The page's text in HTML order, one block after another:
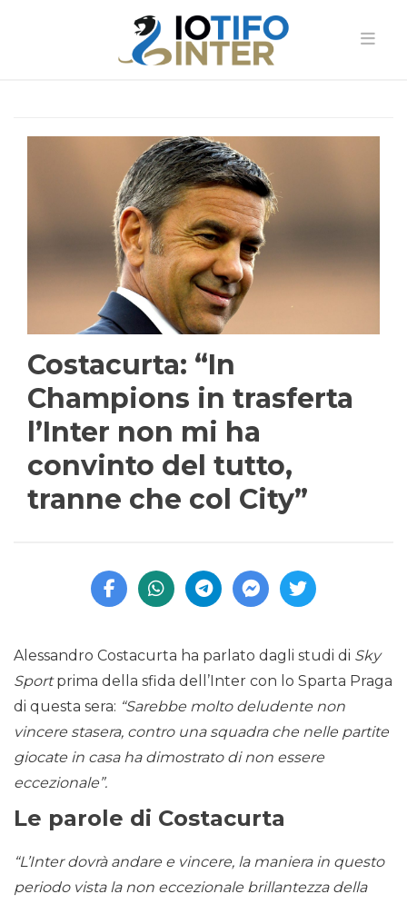
Costacurta: “In
Champions in trasferta
l’Inter non mi ha
convinto del tutto,
tranne che col City”
Alessandro Costacurta ha parlato dagli studi di Sky
Sportprima della sfida dell’Inter con lo Sparta Praga
di questa sera: “Sarebbe molto deludente non
vincere stasera, contro una squadra che nelle partite
giocate in casa ha dimostrato di non essere
eccezionale”.
Le parole di Costacurta
“L’Inter dovrà andare e vincere, la maniera in questo
periodo vista la non eccezionale brillantezza della